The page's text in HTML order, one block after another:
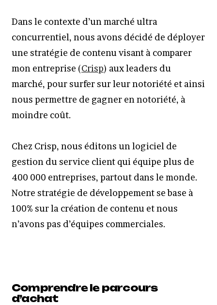
Dans le contexte d’un marché ultra
concurrentiel, nous avons décidé de déployer
une stratégie de contenu visant à comparer
mon entreprise (Crisp) aux leaders du
marché, pour surfer sur leur notoriété et ainsi
nous permettre de gagner en notoriété, à
moindre coût.
Chez Crisp, nous éditons un logiciel de
gestion du service client qui équipe plus de
400 000 entreprises, partout dans le monde.
Notre stratégie de développement se base à
100% sur la création de contenu et nous
n’avons pas d’équipes commerciales.
Comprendre le parcours
d’achat